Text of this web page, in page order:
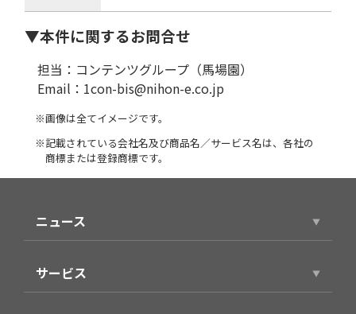
▼本件に関するお問合せ
担当：コンテンツグループ（馬場園）
Email：1con-bis@nihon-e.co.jp
※画像は全てイメージです。
※記載されている会社名及び商品名／サービス名は、各社の
商標または登録商標です。
ニュース
サービス